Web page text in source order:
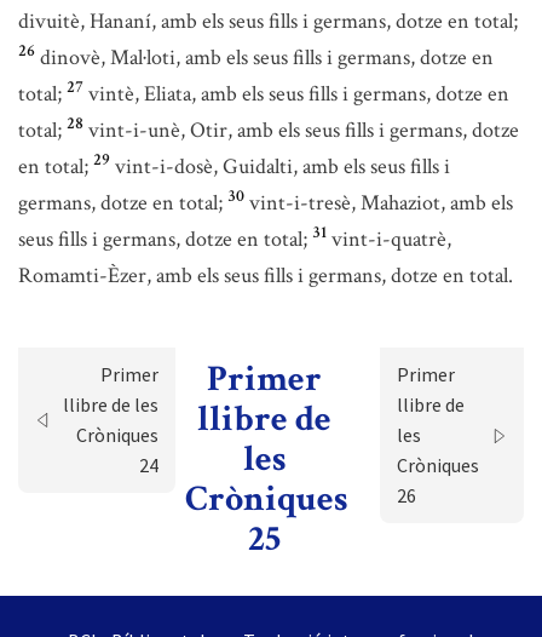
divuitè, Hananí, amb els seus fills i germans, dotze en total;
26 dinovè, Mal·loti, amb els seus fills i germans, dotze en
total; 27 vintè, Eliata, amb els seus fills i germans, dotze en
total; 28 vint-i-unè, Otir, amb els seus fills i germans, dotze
en total; 29 vint-i-dosè, Guidalti, amb els seus fills i
germans, dotze en total; 30 vint-i-tresè, Mahaziot, amb els
seus fills i germans, dotze en total; 31 vint-i-quatrè,
Romamti-Èzer, amb els seus fills i germans, dotze en total.
Primer
llibre de les
Cròniques
24
Primer
llibre de
les
Cròniques
25
Primer
llibre de
les
Cròniques
26